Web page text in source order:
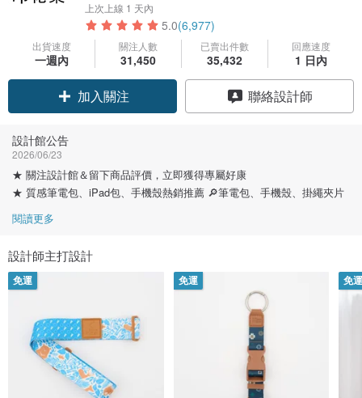
上次上線 1 天內
5.0(6,977)
出貨速度
一週內
關注人數
31,450
已賣出件數
35,432
回應速度
1 日內
領優惠券
聯絡設計師
設計館公告
2026/06/23
★ 關注設計館＆留下商品評價，立即獲得專屬好康
★ 質感筆電包、iPad包、手機殼熱銷推薦 🔎筆電包、手機殼、掛繩夾片
閱讀更多
設計師主打設計
免運 免運 免